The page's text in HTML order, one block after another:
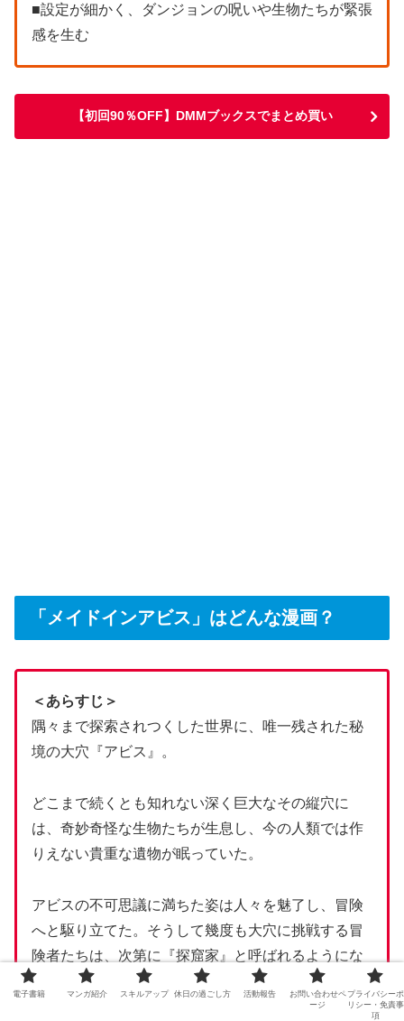
■設定が細かく、ダンジョンの呪いや生物たちが緊張
感を生む
【初回90％OFF】DMMブックスでまとめ買い
「メイドインアビス」はどんな漫画？
＜あらすじ＞
隅々まで探索されつくした世界に、唯一残された秘
境の大穴『アビス』。
どこまで続くとも知れない深く巨大なその縦穴に
は、奇妙奇怪な生物たちが生息し、今の人類では作
りえない貴重な遺物が眠っていた。
アビスの不可思議に満ちた姿は人々を魅了し、冒険
へと駆り立てた。そうして幾度も大穴に挑戦する冒
険者たちは、次第に『探窟家』と呼ばれるようにな
っていく。
電子書籍 マンガ紹介 スキルアップ 休日の過ごし方 活動報告
お問い合わせペ
ージ
プライバシーポ
リシー・免責事
項